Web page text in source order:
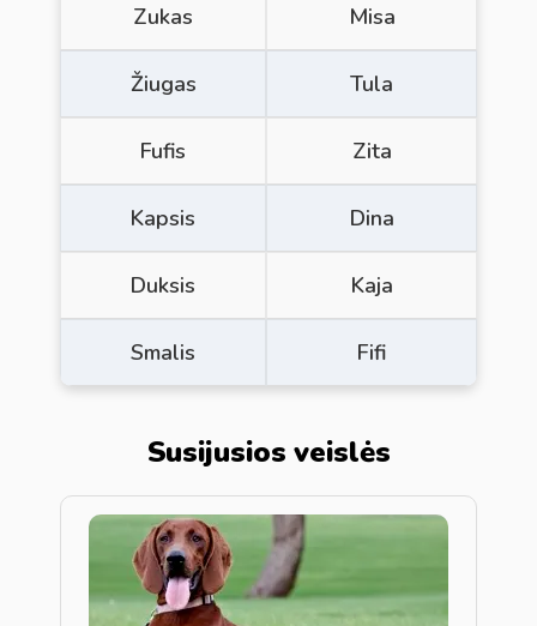
Zukas Misa
Žiugas Tula
Fufis Zita
Kapsis Dina
Duksis Kaja
Smalis Fifi
Susijusios veislės